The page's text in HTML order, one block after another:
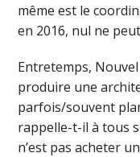
même est le
en 2016, nul ne
Entretemps,
produire une
parfois/souvent
rappelle-t-il à tous
n’est pas acheter